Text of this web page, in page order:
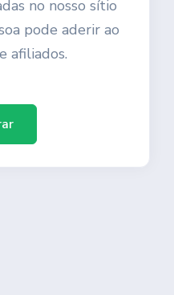
no nosso sítio
pode aderir ao
afiliados.